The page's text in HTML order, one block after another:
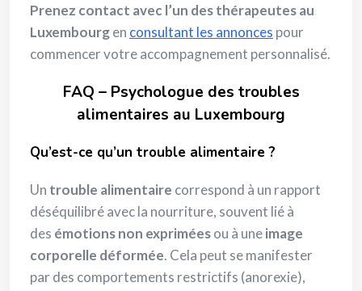
Prenez contact avec l’un des thérapeutes au
Luxembourgen consultant les annonces pour
commencer votre accompagnement personnalisé.
FAQ – Psychologue des troubles
alimentaires au Luxembourg
Qu’est-ce qu’un trouble alimentaire ?
Un trouble alimentaire correspond à un rapport
déséquilibré avec la nourriture, souvent lié à
des émotions non expriméesou à uneimage
corporelle déformée. Cela peut se manifester
par des comportements restrictifs (anorexie),